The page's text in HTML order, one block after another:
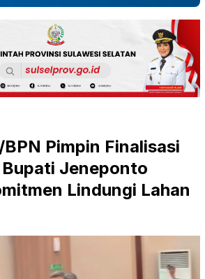
Pimpin Finalisasi
Bupati Jeneponto
Lindungi Lahan